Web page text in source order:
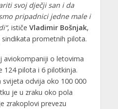
svoj dječji san i da
pripadnici jedne male i
, ističe Vladimir Bošnjak,
prometnih pilota.
aviokompaniji o letovima
124 pilota i 6 pilotkinja.
svijeta odvija oko 100 000
je u zraku oko pola
zrakoplovi prevezu